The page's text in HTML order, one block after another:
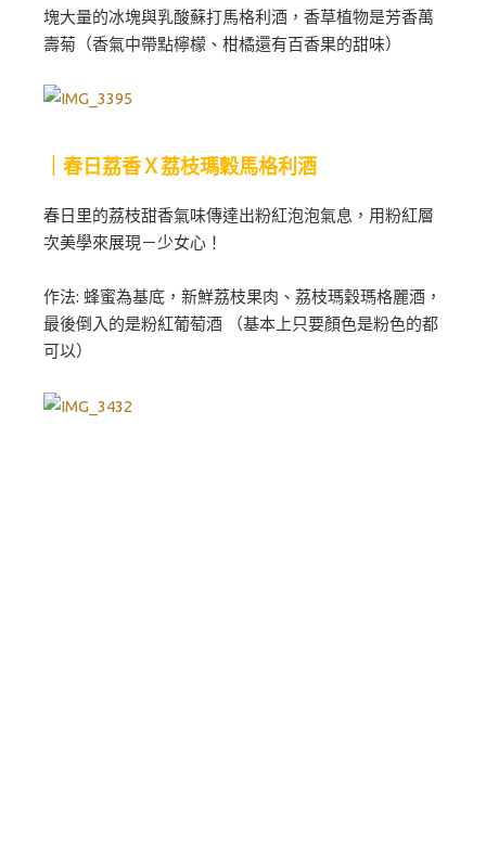
塊大量的冰塊與乳酸蘇打馬格利酒，香草植物是芳香萬
壽菊（香氣中帶點檸檬、柑橘還有百香果的甜味）
｜春日荔香Ｘ荔枝瑪穀馬格利酒
春日里的荔枝甜香氣味傳達出粉紅泡泡氣息，用粉紅層
次美學來展現－少女心！
作法: 蜂蜜為基底，新鮮荔枝果肉、荔枝瑪穀瑪格麗酒，
最後倒入的是粉紅葡萄酒 （基本上只要顏色是粉色的都
可以）